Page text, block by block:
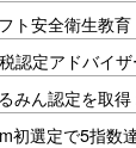
ト安全衛生教
認定アドバイザ
みん認定を取得
初選定で5指数